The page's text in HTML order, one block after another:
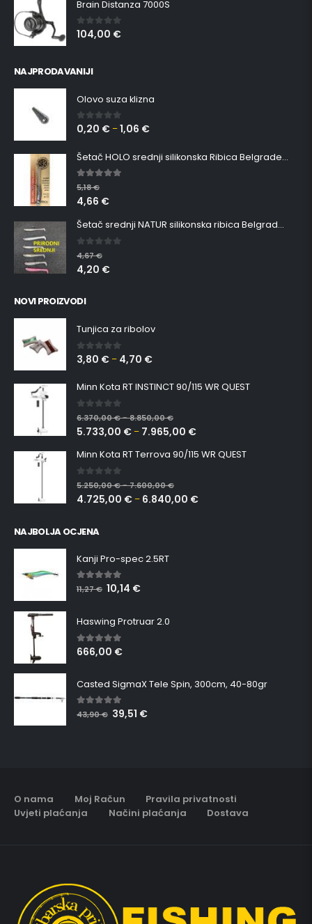
Brain Distanza 7000S
0out of 5
104,00 €
NAJPRODAVANIJI
Olovo suza klizna
0 out of 5
0,20 € –1,06 €
Šetač HOLO srednji silikonska Ribica Belgrade Walker
5.00out of 5
5,18€
4,66 €
Šetač srednji NATUR silikonska ribica Belgrade Walker
0 out of 5
4,67€
4,20 €
NOVI PROIZVODI
Tunjica za ribolov
0 out of 5
3,80 € – 4,70 €
Minn Kota RT INSTINCT 90/115 WR QUEST
0 out of 5
6.370,00€–8.850,00€
5.733,00 € – 7.965,00 €
Minn Kota RT Terrova 90/115 WR QUEST
0 out of 5
5.250,00€–7.600,00€
4.725,00 € – 6.840,00 €
NAJBOLJA OCJENA
Kanji Pro-spec 2.5RT
5.00out of 5
11,27€ 10,14 €
Haswing Protruar 2.0
5.00 out of 5
666,00 €
Casted SigmaX Tele Spin, 300cm, 40-80gr
5.00out of 5
43,90€ 39,51 €
O nama Moj Račun
Pravila privatnosti
Uvjeti plaćanja
Načini plaćanja Dostava